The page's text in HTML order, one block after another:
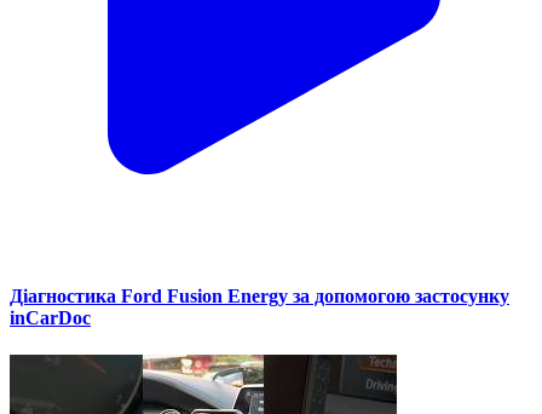
Діагностика Ford Fusion Energy за допомогою застосунку
inCarDoc